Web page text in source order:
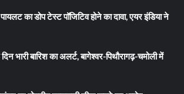
का डोप टेस्ट पॉजिटिव होने का दावा, एयर इंडिया ने
भारी बारिश का अलर्ट, बागेश्वर-पिथौरागढ़-चमोली में